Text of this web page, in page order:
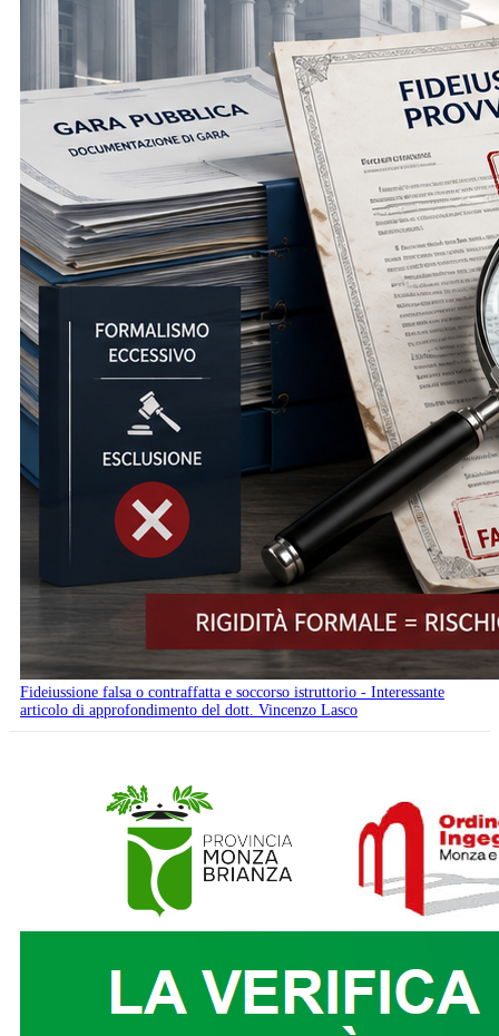
Fideiussione falsa o contraffatta e soccorso istruttorio - Interessante
articolo di approfondimento del dott. Vincenzo Lasco